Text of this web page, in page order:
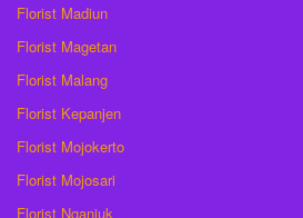
Florist Madiun
Florist Magetan
Florist Malang
Florist Kepanjen
Florist Mojokerto
Florist Mojosari
Florist Nganjuk